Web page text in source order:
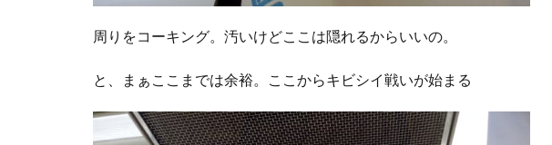
周りをコーキング。汚いけどここは隠れるからいいの。
と、まぁここまでは余裕。ここからキビシイ戦いが始まる